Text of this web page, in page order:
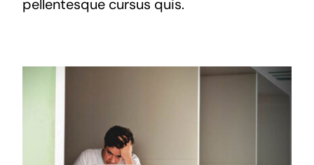
pellentesque cursus quis.